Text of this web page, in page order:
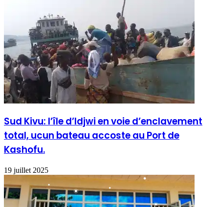
Sud Kivu: l’île d’Idjwi en voie d’enclavement
total, ucun bateau accoste au Port de
Kashofu.
19 juillet 2025